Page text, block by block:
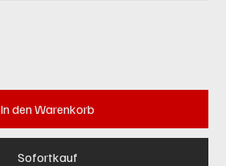
In den Warenkorb
Sofortkauf